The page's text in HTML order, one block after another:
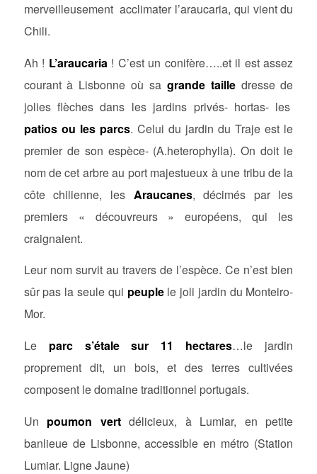
merveilleusement acclimater l’araucaria, qui vient du
Chili.
Ah ! L’araucaria ! C’est un conifère…..et il est assez
courant à Lisbonne où sa grande tailledresse de
jolies flèches dans les jardins privés- hortas- les
patios ou les parcs. Celui du jardin du Traje est le
premier de son espèce- (A.heterophylla). On doit le
nom de cet arbre au port majestueux à une tribu de la
côte chilienne, les Araucanes, décimés par les
premiers « découvreurs » européens, qui les
craignaient.
Leur nom survit au travers de l’espèce. Ce n’est bien
sûr pas la seule qui peuplele joli jardin du Monteiro-
Mor.
Le parc s’étale sur 11 hectares…le jardin
proprement dit, un bois, et des terres cultivées
composent le domaine traditionnel portugais.
Un poumon vertdélicieux, à Lumiar, en petite
banlieue de Lisbonne, accessible en métro (Station
Lumiar. Ligne Jaune)